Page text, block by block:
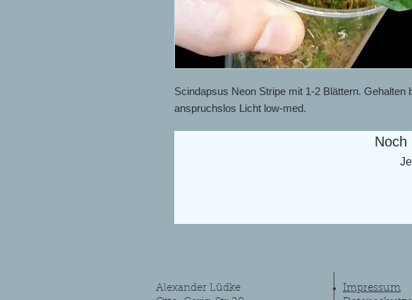
Scindapsus Neon Stripe mit 1-2 Blättern. Gehalten
anspruchslos Licht low-med.
Noch
Alexander Lüdke
Impressum